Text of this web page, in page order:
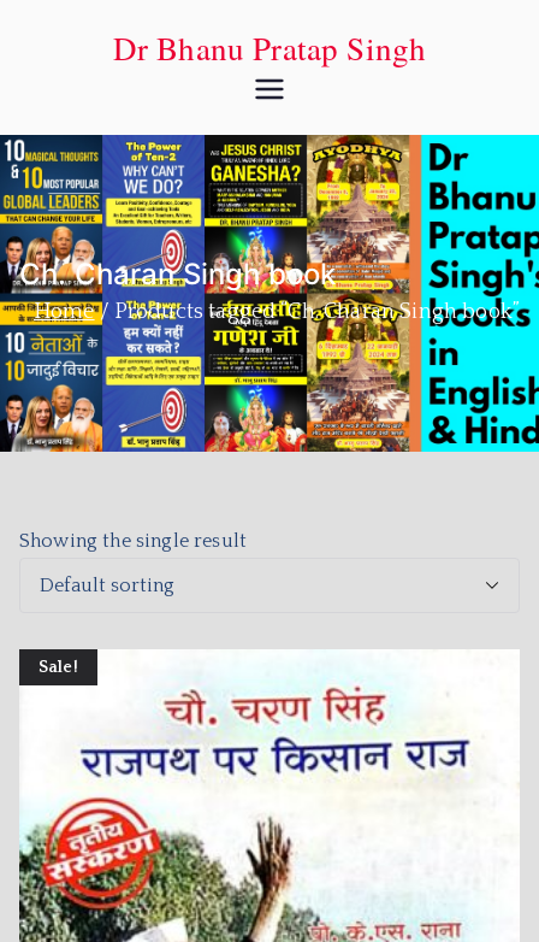
Dr Bhanu Pratap Singh
Ch. Charan Singh book
Home Products tagged “Ch. Charan Singh book”
Showing the single result
Sale!